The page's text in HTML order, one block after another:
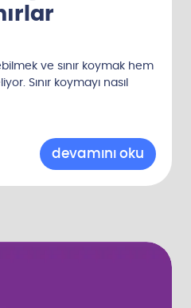
ve sınır koymak hem
Sınır koymayı nasıl